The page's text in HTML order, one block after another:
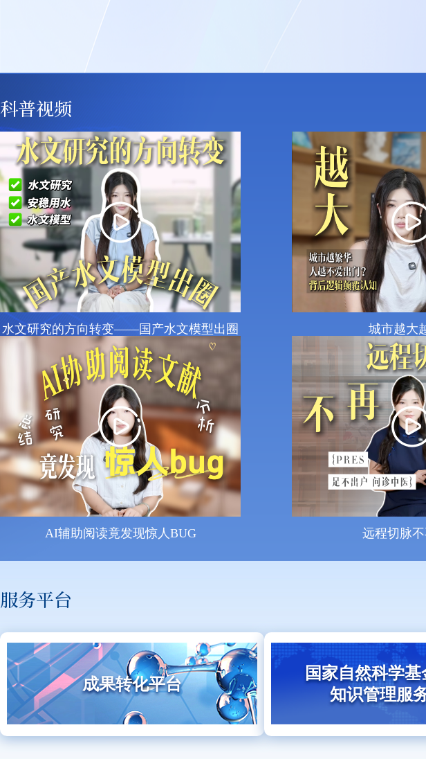
科普视频
水文研究的方向转变——国产水文模型出圈 城市越大
AI辅助阅读竟发现惊人BUG 远程切脉
服务平台
成果转化平台
国家自然科学
知识管理服